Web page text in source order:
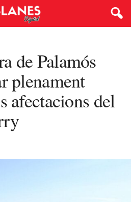
de Palamós
plenament
afectacions del